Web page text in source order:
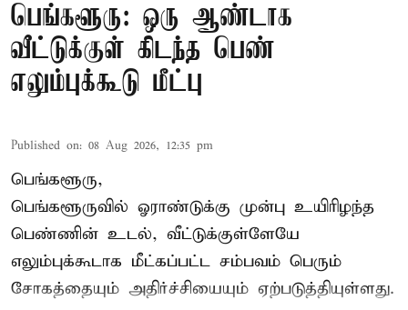
பெங்களூரு: ஒரு ஆண்டாக
வீட்டுக்குள் கிடந்த பெண்
எலும்புக்கூடு மீட்பு
Published on: 08 Aug 2026, 12:35 pm
பெங்களூரு,
பெங்களூருவில் ஓராண்டுக்கு முன்பு உயிரிழந்த
பெண்ணின் உடல், வீட்டுக்குள்ளேயே
எலும்புக்கூடாக மீட்கப்பட்ட சம்பவம் பெரும்
சோகத்தையும் அதிர்ச்சியையும் ஏற்படுத்தியுள்ளது.